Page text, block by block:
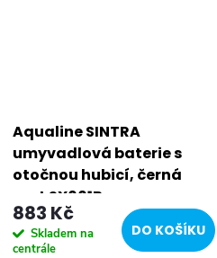
Aqualine SINTRA
umyvadlová baterie s
otočnou hubicí, černá
mat SX001B
883 Kč
Skladem na
centrále
DO KOŠÍKU